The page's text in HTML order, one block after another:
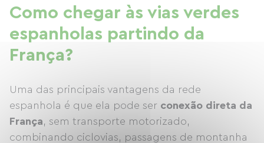
Como chegar às vias verdes
espanholas partindo da
França?
Uma das principais vantagens da rede
espanhola é que ela pode ser conexão direta da
França, sem transporte motorizado,
combinando ciclovias, passagens de montanha